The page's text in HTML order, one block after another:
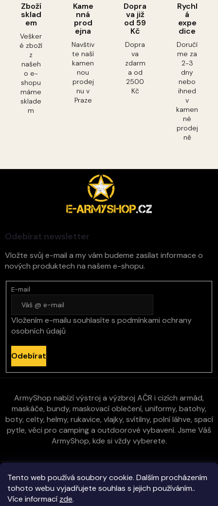
Tento web používá soubory cookie. Dalším procházením
tohoto webu vyjadřujete souhlas s jejich používáním..
Více informací zde.
Zboží
sklad
em
Vešker
é zboží
z
našeh
o e-
shopu
máme
sklade
m
Kame
nná
prod
ejna
Navštiv
te naší
kamen
nou
prodej
nu v
Praze
Dopra
va již
od 59
Kč
Dopra
va
zdarm
a od
2500
Kč
Rychl
á
expe
dice
Doručí
me za
2-3
dny
nebo
ihned
v
kamen
né
prodej
ně
Odebírat newsletter
Vložte svůj e-mail a my vám budeme zasílat informace o
nových produktech na našem e-shopu.
E-mail
Vložením e-mailu souhlasíte s podmínkami ochrany
osobních údajů
Odebírat
ArmyShop nabízí výstroj a výzbroj AČR i cizích armád,
maskáče, bundy, maskovací oblečení, uniformy, batohy,
boty, celty, helmy, rukavice, vlajky, svítilny, polní láhve, spací
pytle, věci pro camping a outdoorové vybavení. Jsme Váš
ArmyShop, kde si vždy vyberete.
Zákaznická péče
Vše o nákupu